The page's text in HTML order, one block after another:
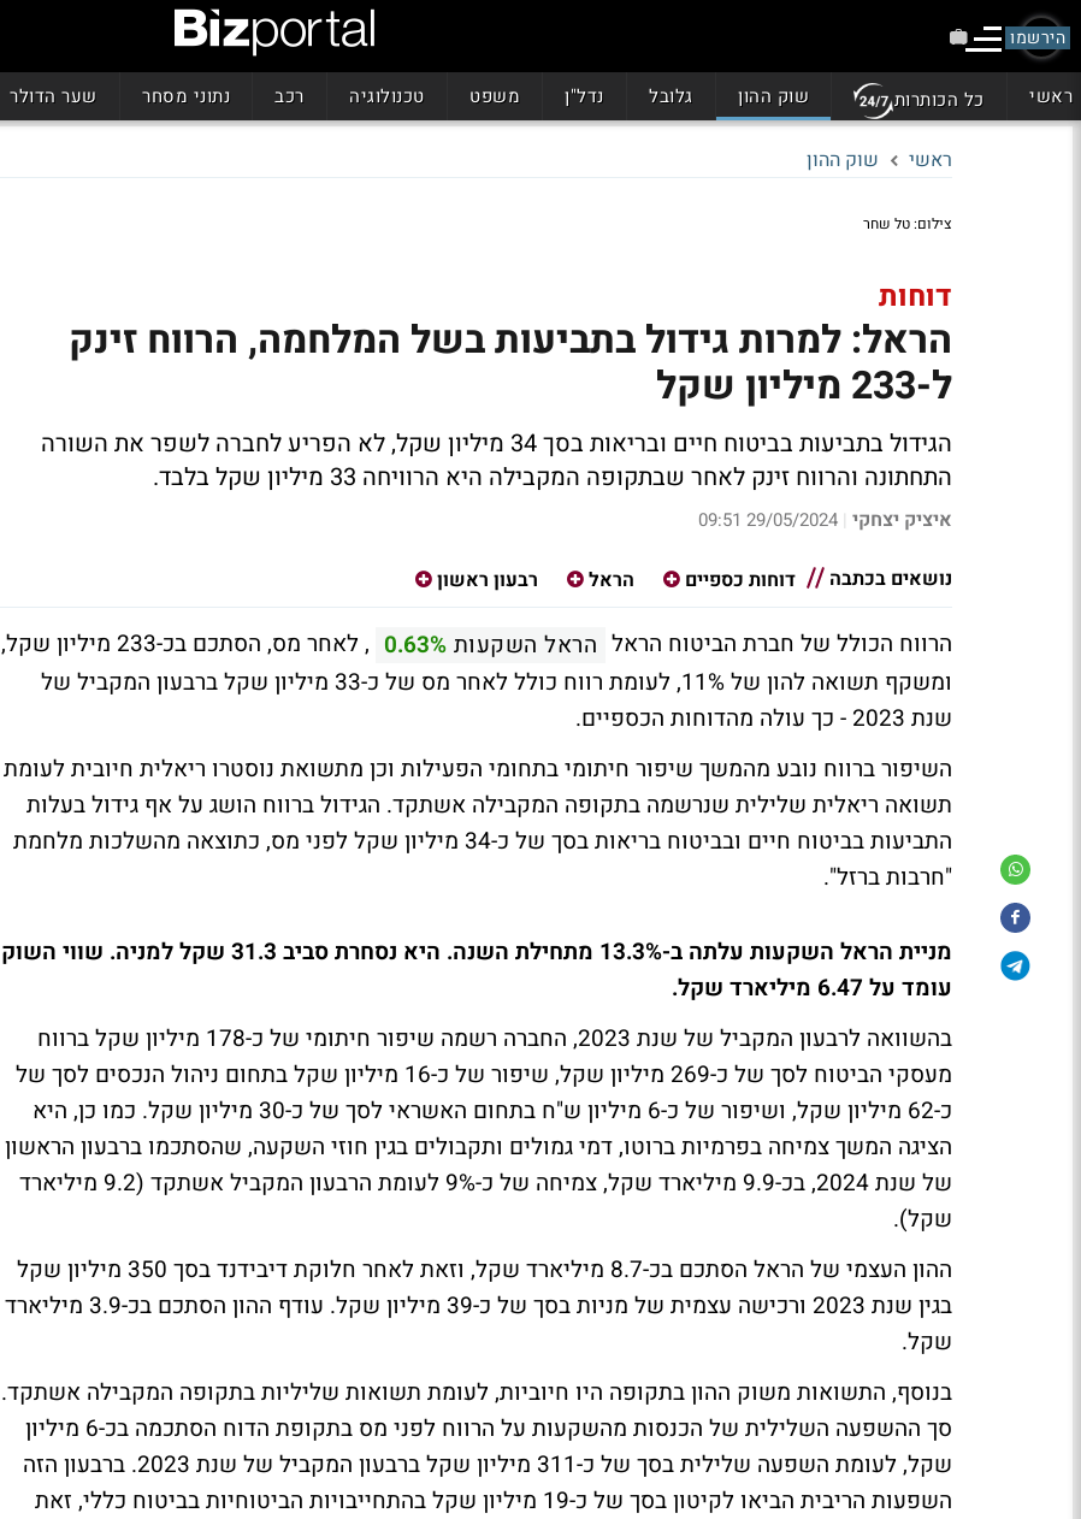
הירשמו
ראשי כל הכותרות שוק ההון גלובל נדל"ן משפט טכנולוגיה רכב נתוני מסחר שער הדולר
ראשי שוק ההון
צילום: טל שחר
דוחות
הראל: למרות גידול בתביעות בשל המלחמה, הרווח זינק
ל-233 מיליון שקל
הגידול בתביעות בביטוח חיים ובריאות בסך 34 מיליון שקל, לא הפריע לחברה לשפר את השורה
התחתונה והרווח זינק לאחר שבתקופה המקבילה היא הרוויחה 33 מיליון שקל בלבד.
איציק יצחקי |
29/05/2024 09:51
נושאים בכתבה דוחות כספיים הראל רבעון ראשון
הרווח הכולל של חברת הביטוח הראל הראל השקעות 0.63%
, לאחר מס, הסתכם בכ-233 מיליון שקל,
ומשקף תשואה להון של 11%, לעומת רווח כולל לאחר מס של כ-33 מיליון שקל ברבעון המקביל של
שנת 2023 - כך עולה מהדוחות הכספיים.
השיפור ברווח נובע מהמשך שיפור חיתומי בתחומי הפעילות וכן מתשואת נוסטרו ריאלית חיובית לעומת
תשואה ריאלית שלילית שנרשמה בתקופה המקבילה אשתקד. הגידול ברווח הושג על אף גידול בעלות
התביעות בביטוח חיים ובביטוח בריאות בסך של כ-34 מיליון שקל לפני מס, כתוצאה מהשלכות מלחמת
"חרבות ברזל".
מניית הראל השקעות עלתה ב-13.3% מתחילת השנה. היא נסחרת סביב 31.3 שקל למניה. שווי השוק
עומד על 6.47 מיליארד שקל.
בהשוואה לרבעון המקביל של שנת 2023, החברה רשמה שיפור חיתומי של כ-178 מיליון שקל ברווח
מעסקי הביטוח לסך של כ-269 מיליון שקל, שיפור של כ-16 מיליון שקל בתחום ניהול הנכסים לסך של
כ-62 מיליון שקל, ושיפור של כ-6 מיליון ש"ח בתחום האשראי לסך של כ-30 מיליון שקל. כמו כן, היא
הציגה המשך צמיחה בפרמיות ברוטו, דמי גמולים ותקבולים בגין חוזי השקעה, שהסתכמו ברבעון הראשון
של שנת 2024, בכ-9.9 מיליארד שקל, צמיחה של כ-9% לעומת הרבעון המקביל אשתקד (9.2 מיליארד
שקל).
ההון העצמי של הראל הסתכם בכ-8.7 מיליארד שקל, וזאת לאחר חלוקת דיבידנד בסך 350 מיליון שקל
בגין שנת 2023 ורכישה עצמית של מניות בסך של כ-39 מיליון שקל. עודף ההון הסתכם בכ-3.9 מיליארד
שקל.
בנוסף, התשואות משוק ההון בתקופה היו חיוביות, לעומת תשואות שליליות בתקופה המקבילה אשתקד.
סך ההשפעה השלילית של הכנסות מהשקעות על הרווח לפני מס בתקופת הדוח הסתכמה בכ-6 מיליון
שקל, לעומת השפעה שלילית בסך של כ-311 מיליון שקל ברבעון המקביל של שנת 2023. ברבעון הזה
השפעות הריבית הביאו לקיטון בסך של כ-19 מיליון שקל בהתחייבויות הביטוחיות בביטוח כללי, זאת